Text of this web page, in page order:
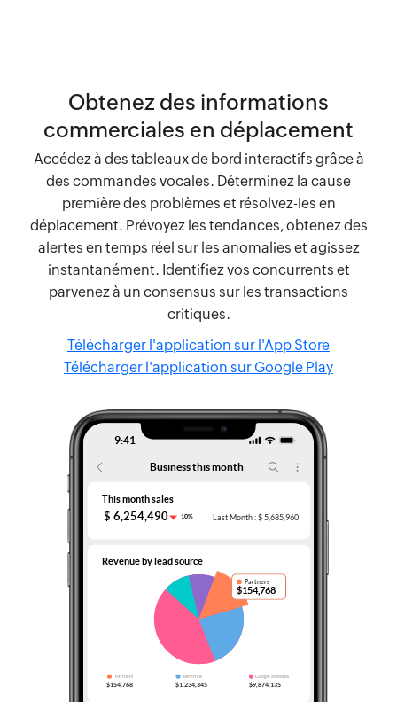
Obtenez des informations
commerciales en déplacement
Accédez à des tableaux de bord interactifs grâce à
des commandes vocales. Déterminez la cause
première des problèmes et résolvez-les en
déplacement. Prévoyez les tendances, obtenez des
alertes en temps réel sur les anomalies et agissez
instantanément. Identifiez vos concurrents et
parvenez à un consensus sur les transactions
critiques.
Télécharger l'application sur l'App Store
Télécharger l'application sur Google Play